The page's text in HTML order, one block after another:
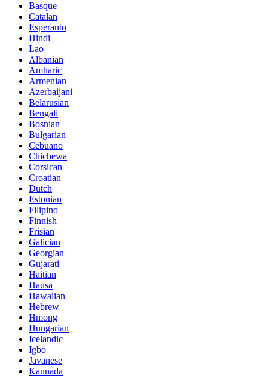
Basque
Catalan
Esperanto
Hindi
Lao
Albanian
Amharic
Armenian
Azerbaijani
Belarusian
Bengali
Bosnian
Bulgarian
Cebuano
Chichewa
Corsican
Croatian
Dutch
Estonian
Filipino
Finnish
Frisian
Galician
Georgian
Gujarati
Haitian
Hausa
Hawaiian
Hebrew
Hmong
Hungarian
Icelandic
Igbo
Javanese
Kannada